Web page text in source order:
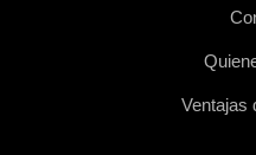
Ventajas